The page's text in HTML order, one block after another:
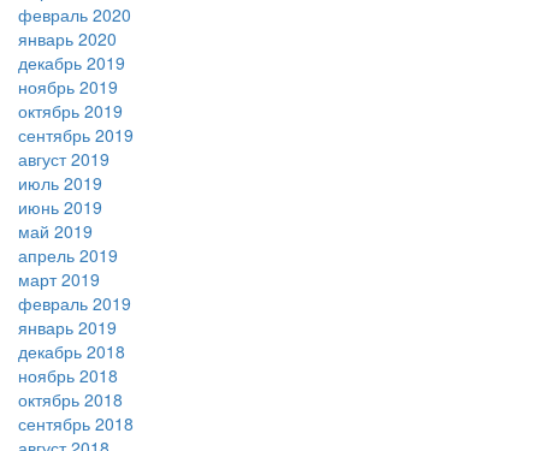
февраль 2020
январь 2020
декабрь 2019
ноябрь 2019
октябрь 2019
сентябрь 2019
август 2019
июль 2019
июнь 2019
май 2019
апрель 2019
март 2019
февраль 2019
январь 2019
декабрь 2018
ноябрь 2018
октябрь 2018
сентябрь 2018